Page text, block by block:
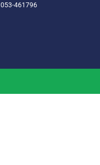
053-461796